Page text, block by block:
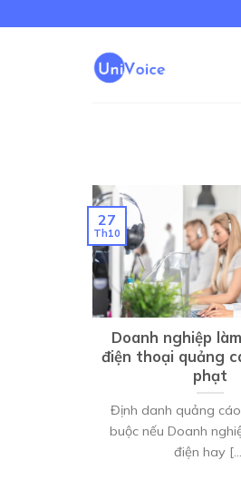
to
Doanh nghiệp
điện thoại quảng
phạt
Định danh quảng
buộc nếu Doanh
điện hay
27
Th10